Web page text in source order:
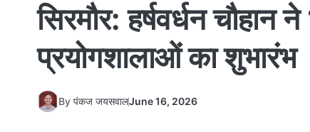
सिरमौर: हर्षवर्धन चौहान
प्रयोगशालाओं का शुभारंभ
By पंकज जयसवालJune 16, 2026